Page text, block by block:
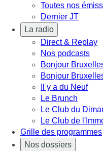
Toutes nos
Dernier JT
La radio
Direct & Replay
Nos podcasts
Bonjour
Bonjour
Il y a du Neuf
Le Brunch
Le Club du
Le Club de
Grille des programmes
Nos dossiers